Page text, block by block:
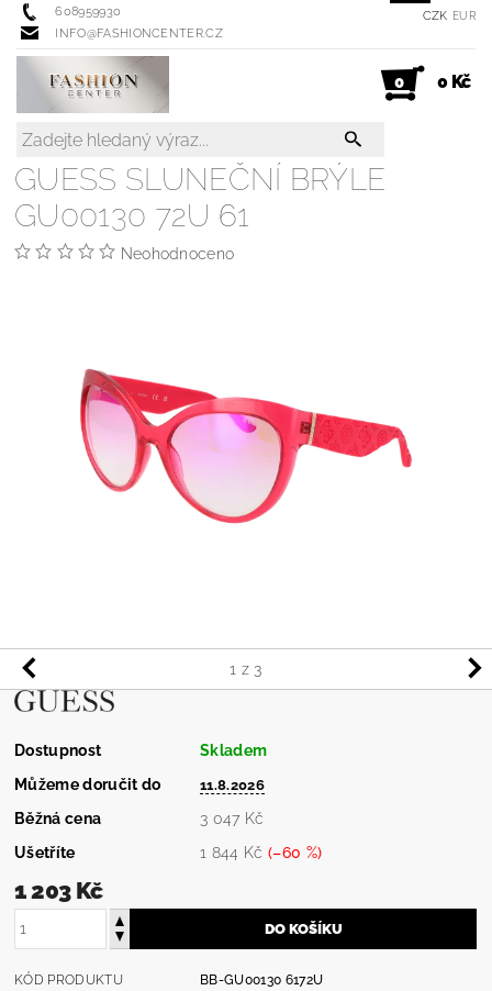
608959930
INFO@FASHIONCENTER.CZ
CZK EUR
0 0 Kč
1 z 3
GUESS SLUNEČNÍ BRÝLE
GU00130 72U 61
Neohodnoceno
Dostupnost
Skladem
Můžeme doručit do
11.8.2026
Běžná cena
3 047 Kč
Ušetříte
1 844 Kč (–60 %)
1 203 Kč
KÓD PRODUKTU
BB-GU00130 6172U